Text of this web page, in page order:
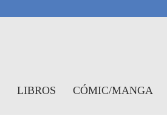
LIBROS CÓMIC/MANGA